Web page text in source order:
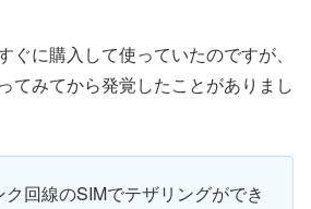
ぐに購入して使っていたのですが、
てみてから発覚したことがありまし
ク回線のSIMでテザリングができ